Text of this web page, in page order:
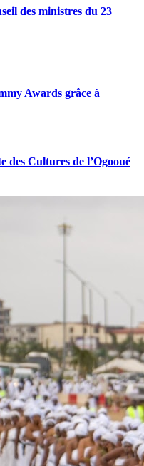
des ministres du 23
Awards grâce à
des Cultures de l’Ogooué